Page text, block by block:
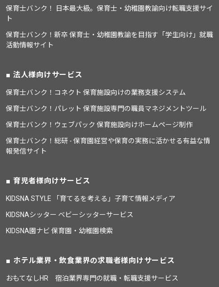
保育士バンク！ 日本最大級。保育士・幼稚園教諭向け転職支援サイ
ト
保育士バンク！新卒 保育士・幼稚園教諭を目指す「学生向け」就職
活動情報サイト
法人様向けサービス
保育士バンク！コネクト 保育施設向けの業務支援システム
保育士バンク！パレット 保育施設専門の職員マネジメントツール
保育士バンク！ウェブパック 保育施設向けホームページ制作
保育士バンク！総研 - 保育園経営や保育の実務に活かせる有益な情
報発信サイト
育児者様向けサービス
KIDSNA STYLE 「育てるを考える」子育て情報メディア
KIDSNAシッター ベビーシッターサービス
KIDSNA園ナビ 保育園・幼稚園検索
ホテル業界・飲食業界の求職者様向けサービス
おもてなしHR 宿泊業界専門の就職・転職支援サービス